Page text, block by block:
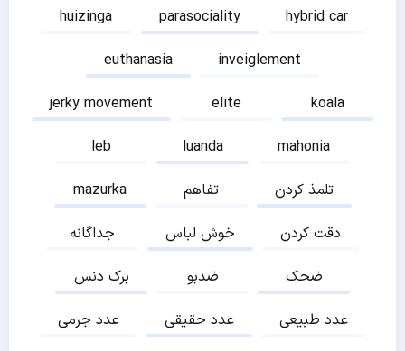
huizinga
parasociality
hybrid car
euthanasia
inveiglement
jerky movement
elite
koala
leb
luanda
mahonia
mazurka
تفاهم
تلمذ کردن
جداگانه
خوش لباس
دقت کردن
برک دنس
ضدبو
ضحک
عدد جرمی
عدد حقیقی
عدد طبیعی